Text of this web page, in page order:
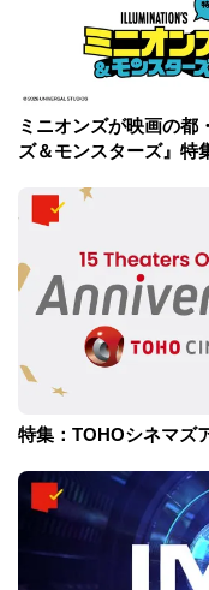
ミニオンズが映画の都
ズ＆モンスターズ』特
特集：TOHOシネマズ